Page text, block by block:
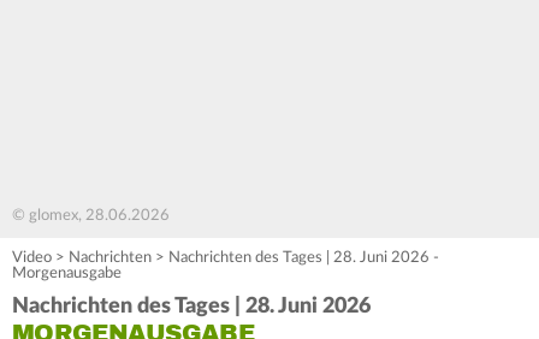
© glomex, 28.06.2026
Video > Nachrichten > Nachrichten des Tages | 28. Juni 2026 -
Morgenausgabe
Nachrichten des Tages | 28. Juni 2026